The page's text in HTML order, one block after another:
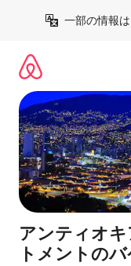
一部の情報
アンティオ
トメントの